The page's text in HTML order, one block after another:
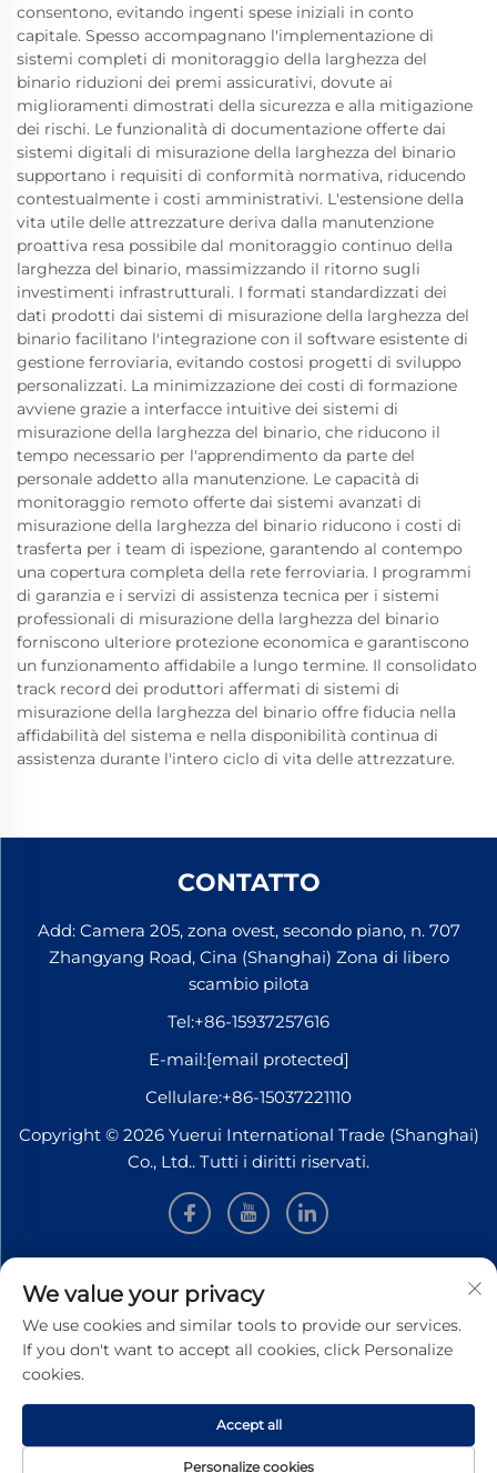
consentono, evitando ingenti spese iniziali in conto
capitale. Spesso accompagnano l'implementazione di
sistemi completi di monitoraggio della larghezza del
binario riduzioni dei premi assicurativi, dovute ai
miglioramenti dimostrati della sicurezza e alla mitigazione
dei rischi. Le funzionalità di documentazione offerte dai
sistemi digitali di misurazione della larghezza del binario
supportano i requisiti di conformità normativa, riducendo
contestualmente i costi amministrativi. L'estensione della
vita utile delle attrezzature deriva dalla manutenzione
proattiva resa possibile dal monitoraggio continuo della
larghezza del binario, massimizzando il ritorno sugli
investimenti infrastrutturali. I formati standardizzati dei
dati prodotti dai sistemi di misurazione della larghezza del
binario facilitano l'integrazione con il software esistente di
gestione ferroviaria, evitando costosi progetti di sviluppo
personalizzati. La minimizzazione dei costi di formazione
avviene grazie a interfacce intuitive dei sistemi di
misurazione della larghezza del binario, che riducono il
tempo necessario per l'apprendimento da parte del
personale addetto alla manutenzione. Le capacità di
monitoraggio remoto offerte dai sistemi avanzati di
misurazione della larghezza del binario riducono i costi di
trasferta per i team di ispezione, garantendo al contempo
una copertura completa della rete ferroviaria. I programmi
di garanzia e i servizi di assistenza tecnica per i sistemi
professionali di misurazione della larghezza del binario
forniscono ulteriore protezione economica e garantiscono
un funzionamento affidabile a lungo termine. Il consolidato
track record dei produttori affermati di sistemi di
misurazione della larghezza del binario offre fiducia nella
affidabilità del sistema e nella disponibilità continua di
assistenza durante l'intero ciclo di vita delle attrezzature.
CONTATTO
Add: Camera 205, zona ovest, secondo piano, n. 707
Zhangyang Road, Cina (Shanghai) Zona di libero
scambio pilota
Tel:+86-15937257616
E-mail:[email protected]
Cellulare:+86-15037221110
Copyright © 2026 Yuerui International Trade (Shanghai)
Co., Ltd.. Tutti i diritti riservati.
INFORMAZIONI
Iscriviti per ricevere la nostra newsletter settimanale
INVIA
We value your privacy
We use cookies and similar tools to provide our services.
If you don't want to accept all cookies, click Personalize
cookies.
Personalize cookies
Accept all